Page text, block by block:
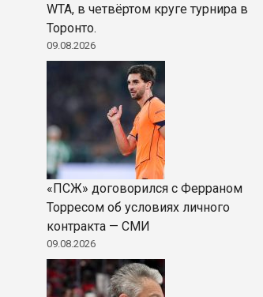
WTA, в четвёртом круге турнира в
Торонто.
09.08.2026
«ПСЖ» договорился с Ферраном
Торресом об условиях личного
контракта — СМИ
09.08.2026